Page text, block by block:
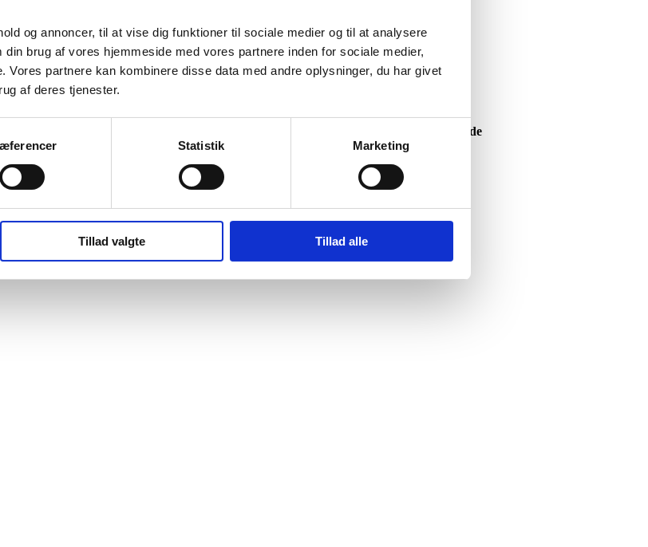
og annoncer, til at vise dig funktioner til sociale medier og til at analysere
brug af vores hjemmeside med vores partnere inden for sociale medier,
Vores partnere kan kombinere disse data med andre oplysninger, du har givet
af deres tjenester.
Statistik Marketing
Tillad valgte Tillad alle
Lyset kommer ud fra skiltets forside